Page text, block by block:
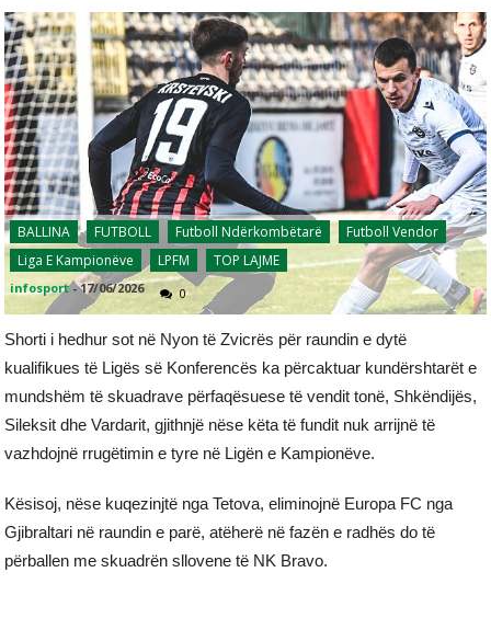
BALLINA FUTBOLL Futboll Ndërkombëtarë
Futboll Vendor
Liga E Kampionëve
LPFM TOP LAJME
infosport -17/06/2026 0
Shorti i hedhur sot në Nyon të Zvicrës për raundin e dytë
kualifikues të Ligës së Konferencës ka përcaktuar kundërshtarët e
mundshëm të skuadrave përfaqësuese të vendit tonë, Shkëndijës,
Sileksit dhe Vardarit, gjithnjë nëse këta të fundit nuk arrijnë të
vazhdojnë rrugëtimin e tyre në Ligën e Kampionëve.
Kësisoj, nëse kuqezinjtë nga Tetova, eliminojnë Europa FC nga
Gjibraltari në raundin e parë, atëherë në fazën e radhës do të
përballen me skuadrën sllovene të NK Bravo.